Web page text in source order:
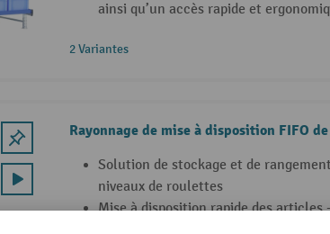
ainsi qu’un accès rapide et
2 Variantes
Rayonnage de mise à disposition FIFO de
Solution de stockage et de
niveaux de roulettes
Mise à disposition rapide des articles